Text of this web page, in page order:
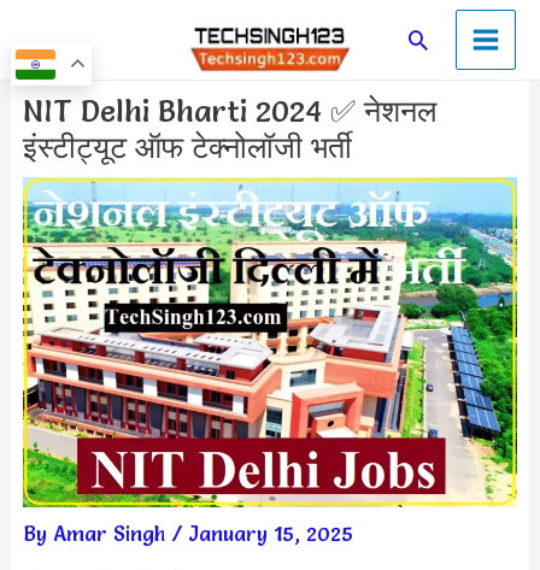
to
content
SearchMain
Menu
NIT Delhi Bharti 2024 ✅ नेशनल
इंस्टीट्यूट ऑफ टेक्नोलॉजी भर्ती
By Amar Singh / January 15, 2025
Post
navigation